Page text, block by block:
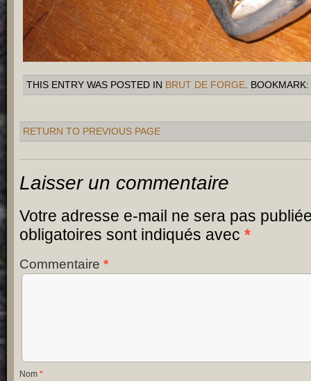
THIS ENTRY WAS POSTED IN BRUT DE FORGE . BOOKMARK:
RETURN TO PREVIOUS PAGE
Laisser un commentaire
Votre adresse e-mail ne sera pas
obligatoires sont indiqués avec *
Commentaire *
Nom *